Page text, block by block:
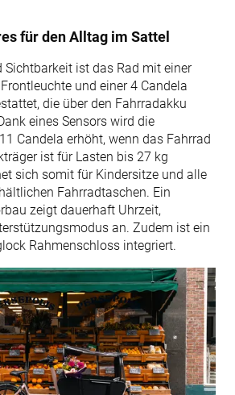
für den Alltag im Sattel
Sichtbarkeit ist das Rad mit einer
und einer 4 Candela
die über den Fahrradakku
eines Sensors wird die
Candela erhöht, wenn das Fahrrad
ist für Lasten bis 27 kg
sich somit für Kindersitze und alle
Fahrradtaschen. Ein
zeigt dauerhaft Uhrzeit,
an. Zudem ist ein
Rahmenschloss integriert.